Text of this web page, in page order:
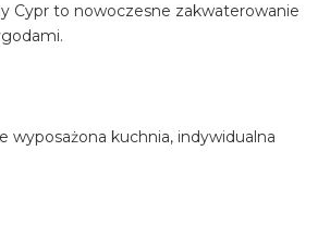
Cypr to nowoczesne zakwaterowanie
wyposażona kuchnia, indywidualna